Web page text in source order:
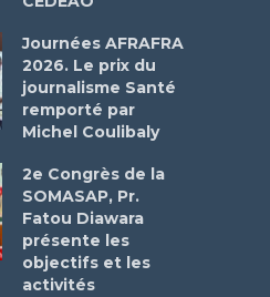
Journées AFRAFRA
2026. Le prix du
journalisme Santé
remporté par
Michel Coulibaly
2e Congrès de la
SOMASAP, Pr.
Fatou Diawara
présente les
objectifs et les
activités